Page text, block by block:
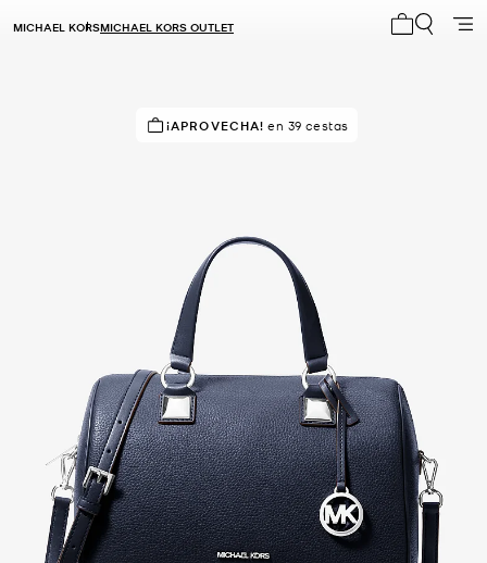
MICHAEL KORSMICHAEL KORS OUTLET
¡SOLICITADOS!16 vendidos
¡APROVECHA! en 39 cestas